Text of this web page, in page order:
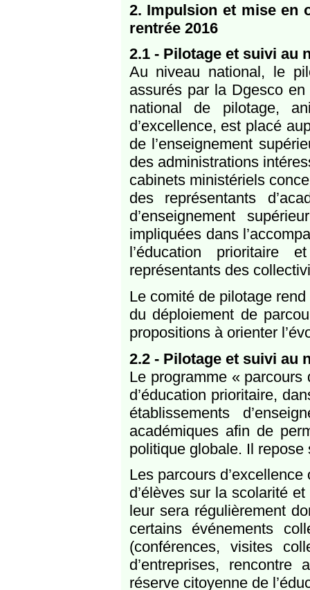
2. Impulsion et mise en
rentrée 2016
2.1 - Pilotage et suivi au
Au niveau national, le
assurés par la Dgesco
national de pilotage,
d’excellence, est placé
de l’enseignement
des administrations
cabinets ministériels
des représentants
d’enseignement
impliquées dans
l’éducation
représentants des
Le comité de pilotage
du déploiement de
propositions à orienter
2.2 - Pilotage et suivi au
Le programme « parcours
d’éducation prioritaire,
établissements
académiques afin de
politique globale. Il repose
Les parcours
d’élèves sur la scolarité
leur sera régulièrement
certains événements
(conférences, visites
d’entreprises,
réserve citoyenne de